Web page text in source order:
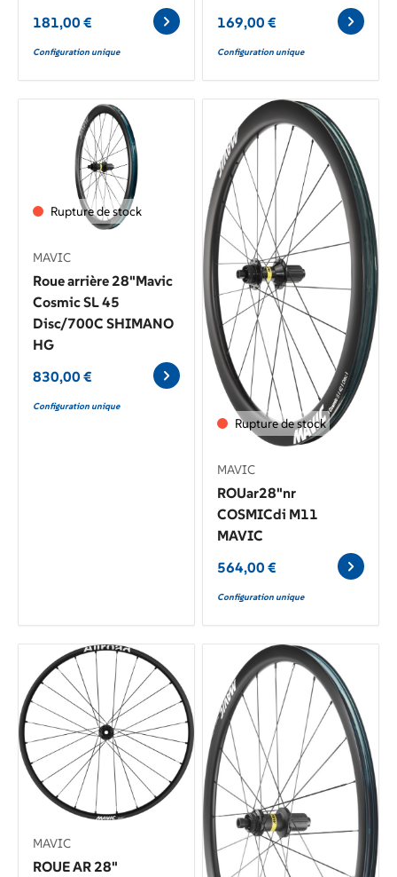
181,00 €
Configuration unique
169,00 €
Configuration unique
Rupture de stock
MAVIC
Roue arrière 28"Mavic
Cosmic SL 45
Disc/700C SHIMANO
HG
830,00 €
Configuration unique
Rupture de stock
MAVIC
ROUar28"nr
COSMICdi M11
MAVIC
564,00 €
Configuration unique
MAVIC
ROUE AR 28"